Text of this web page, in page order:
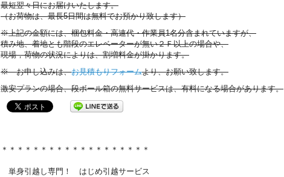
最短翌々日にお届けいたします。
（お荷物は、最長5日間は無料でお預かり致します）
※上記の金額には、梱包料金・高速代・作業員1名分含まれていますが、
積み地、着地とも階段のエレベーターが無い２Ｆ以上の場合や、
現場，荷物の状況によりは、割増料金が掛かります。
※ お申し込みは、お見積もりフォームより、お願い致します。
激安プランの場合、段ボール箱の無料サービスは、有料になる場合があります。
＊＊＊＊＊＊＊＊＊＊＊＊＊＊＊＊＊＊＊
単身引越し専門！ はじめ引越サービス